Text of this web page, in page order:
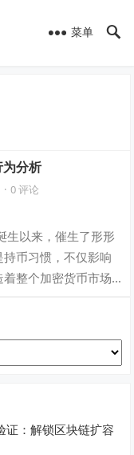
菜单
为分析
· 0 评论
生以来，催生了形形
币习惯，不仅影响
整个加密货币市场
证：解锁区块链扩容